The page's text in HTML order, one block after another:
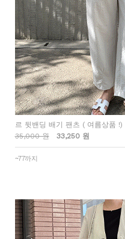
르 뒷밴딩 배기 팬츠 ( 여름상품 !)
35,000 원
33,250 원
~77까지